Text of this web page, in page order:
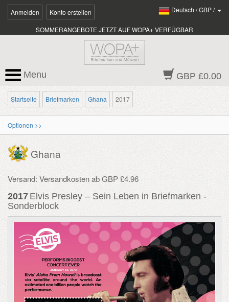
Anmelden Konto erstellen Deutsch /GBP/
SOMMERANGEBOTE JETZT AUF WOPA+ VERFÜGBAR
GBP £0.00
Menu
Startseite Briefmarken Ghana 2017
Optionen >>
Ghana
Versand: Versandkosten ab GBP £4.96
2017 Elvis Presley – Sein Leben in Briefmarken -
Sonderblock